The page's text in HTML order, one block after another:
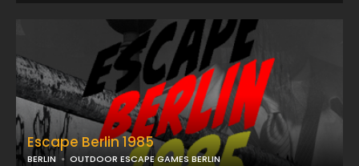
Escape Berlin 1985
BERLIN OUTDOOR ESCAPE GAMES BERLIN